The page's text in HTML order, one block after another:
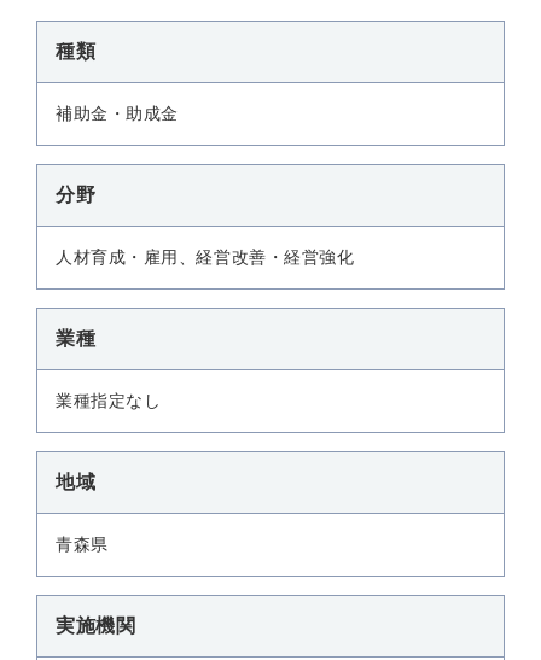
種類
補助金・助成金
分野
人材育成・雇用、経営改善・経営強化
業種
業種指定なし
地域
青森県
実施機関